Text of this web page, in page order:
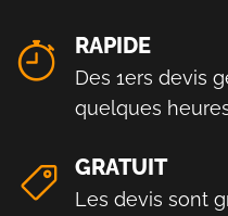
RAPIDE
Des 1ers devis
quelques
GRATUIT
Les devis sont